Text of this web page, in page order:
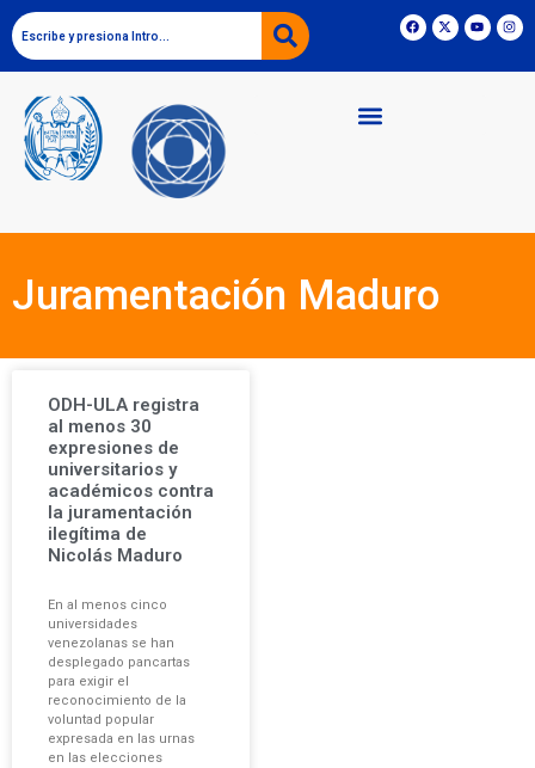
Juramentación Maduro
ODH-ULA registra
al menos 30
expresiones de
universitarios y
académicos contra
la juramentación
ilegítima de
Nicolás Maduro
En al menos cinco
universidades
venezolanas se han
desplegado pancartas
para exigir el
reconocimiento de la
voluntad popular
expresada en las urnas
en las elecciones